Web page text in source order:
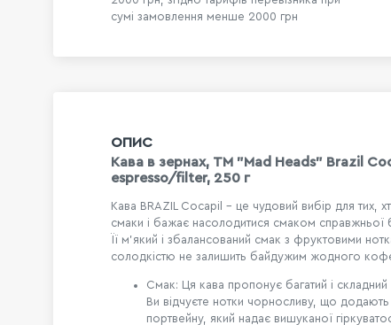
сумі замовлення менше 2000 грн
ОПИС
Кава в зернах, ТМ "Mad Heads" Brazil
espresso/filter, 250 г
Кава BRAZIL Cocapil - це чудовий вибір для тих,
смаки і бажає насолодитися смаком справжньої
Її м'який і збалансований смак з фруктовими
солодкістю не залишить байдужим жодного
Смак: Ця кава пропонує багатий і
Ви відчуєте нотки чорносливу, що додають
портвейну, який надає вишуканої